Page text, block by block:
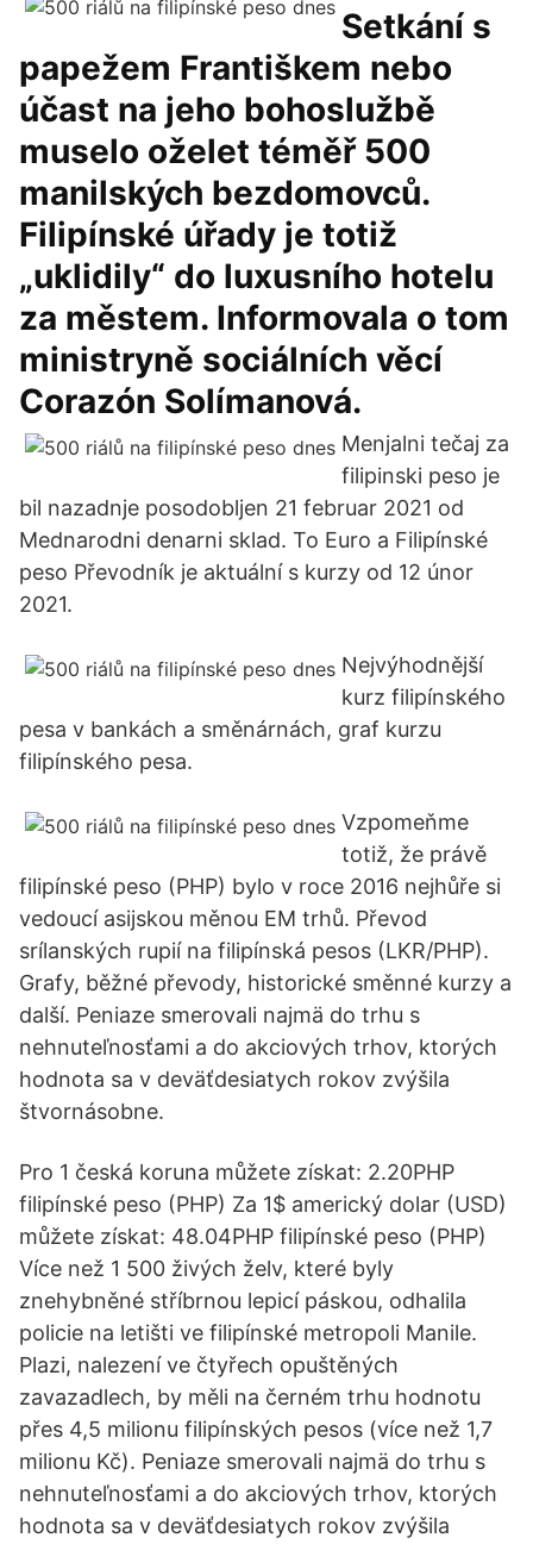
Setkání s
papežem Františkem nebo
účast na jeho bohoslužbě
muselo oželet téměř 500
manilských bezdomovců.
Filipínské úřady je totiž
„uklidily“ do luxusního hotelu
za městem. Informovala o tom
ministryně sociálních věcí
Corazón Solímanová.
Menjalni tečaj za
filipinski peso je
bil nazadnje posodobljen 21 februar 2021 od
Mednarodni denarni sklad. To Euro a Filipínské
peso Převodník je aktuální s kurzy od 12 únor
2021.
Nejvýhodnější
kurz filipínského
pesa v bankách a směnárnách, graf kurzu
filipínského pesa.
Vzpomeňme
totiž, že právě
filipínské peso (PHP) bylo v roce 2016 nejhůře si
vedoucí asijskou měnou EM trhů. Převod
srílanských rupií na filipínská pesos (LKR/PHP).
Grafy, běžné převody, historické směnné kurzy a
další. Peniaze smerovali najmä do trhu s
nehnuteľnosťami a do akciových trhov, ktorých
hodnota sa v deväťdesiatych rokov zvýšila
štvornásobne.
Pro 1 česká koruna můžete získat: 2.20PHP
filipínské peso (PHP) Za 1$ americký dolar (USD)
můžete získat: 48.04PHP filipínské peso (PHP)
Více než 1 500 živých želv, které byly
znehybněné stříbrnou lepicí páskou, odhalila
policie na letišti ve filipínské metropoli Manile.
Plazi, nalezení ve čtyřech opuštěných
zavazadlech, by měli na černém trhu hodnotu
přes 4,5 milionu filipínských pesos (více než 1,7
milionu Kč). Peniaze smerovali najmä do trhu s
nehnuteľnosťami a do akciových trhov, ktorých
hodnota sa v deväťdesiatych rokov zvýšila